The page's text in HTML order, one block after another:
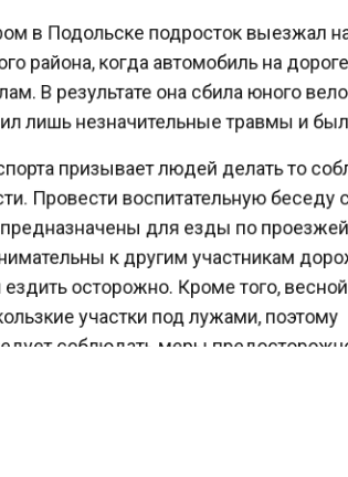
в Подольске подросток выезжал
района, когда автомобиль на
В результате она сбила юного
лишь незначительные травмы и
призывает людей делать то
Провести воспитательную беседу
для езды по проезжей
к другим участникам
осторожно. Кроме того,
участки под лужами, поэтому
соблюдать меры